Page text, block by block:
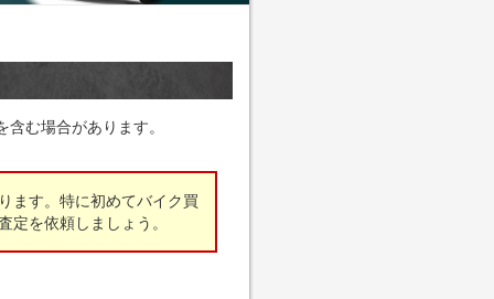
む場合があります。
ます。特に初めてバイク買
定を依頼しましょう。